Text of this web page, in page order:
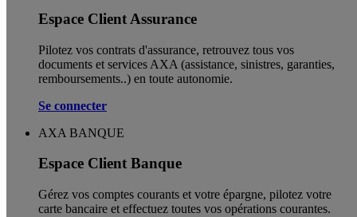
Espace Client Assurance
Pilotez vos contrats d'assurance, retrouvez tous vos
documents et services AXA (assistance, sinistres, garanties,
remboursements..) en toute autonomie. ​
Se connecter
AXA BANQUE
Espace Client Banque
Gérez vos comptes courants et votre épargne, pilotez votre
carte bancaire et effectuez toutes vos opérations courantes.